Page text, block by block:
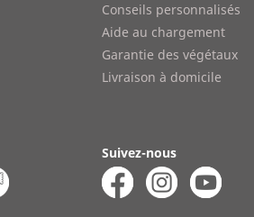
Conseils personnalisés
Aide au chargement
Garantie des végétaux
Livraison à domicile
Suivez-nous